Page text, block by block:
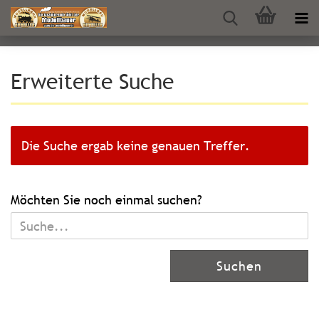
Erweiterte Suche
Die Suche ergab keine genauen Treffer.
MÖCHTEN
SIE
NOCH
Möchten Sie noch einmal suchen?
Suchen